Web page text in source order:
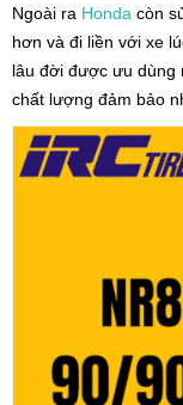
Ngoài ra Honda còn
hơn và đi liền với xe
lâu đời được ưu dùng
chất lượng đảm bảo